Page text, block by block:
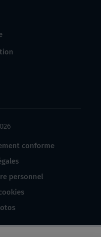
conforme
personnel